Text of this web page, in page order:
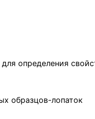
определения
образцов-лопаток